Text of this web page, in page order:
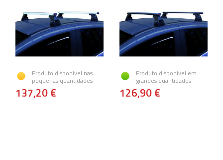
Produto disponível nas
pequenas quantidades
137,20 €
Produto disponível em
grandes quantidades
126,90 €